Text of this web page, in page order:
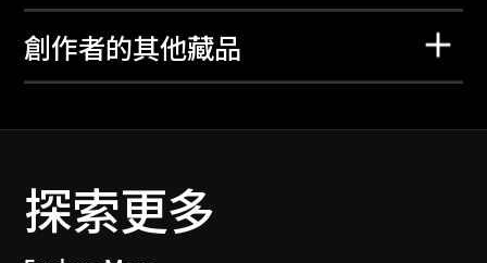
創作者的其他藏品
探索更多